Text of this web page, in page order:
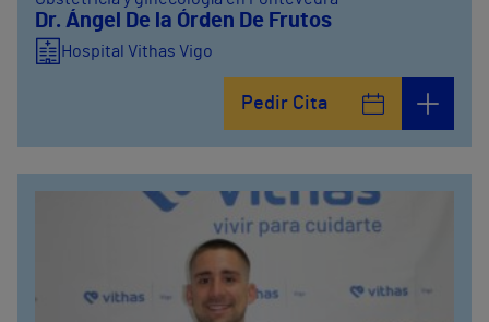
Dr. Ángel De la Órden De Frutos
Hospital Vithas Vigo
Pedir Cita